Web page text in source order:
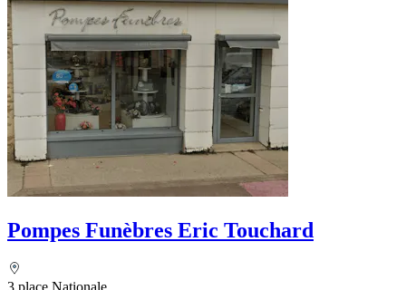
Pompes Funèbres Eric Touchard
3 place Nationale